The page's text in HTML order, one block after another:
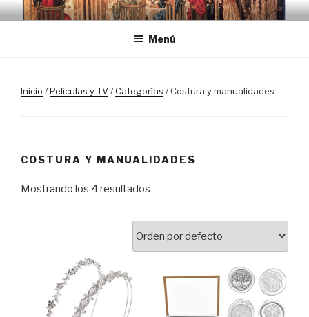
Saltar
al
Menú
Inicio /Películas y TV/Categorías / Costura y manualidades
COSTURA Y MANUALIDADES
Mostrando los 4 resultados